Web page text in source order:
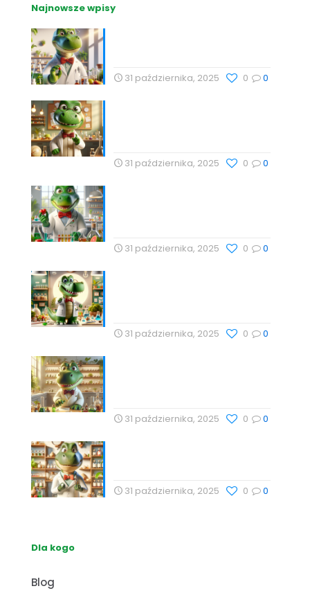
Najnowsze wpisy
31 października, 2025 0
0
31 października, 2025 0
0
31 października, 2025 0
0
31 października, 2025 0
0
31 października, 2025 0
0
31 października, 2025 0
0
Dla kogo
Blog